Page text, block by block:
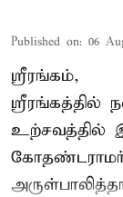
Published on: 06
ஸ்ரீரங்கம்,
ஸ்ரீரங்கத்தில்
உற்சவத்தில்
கோதண்டராமர்